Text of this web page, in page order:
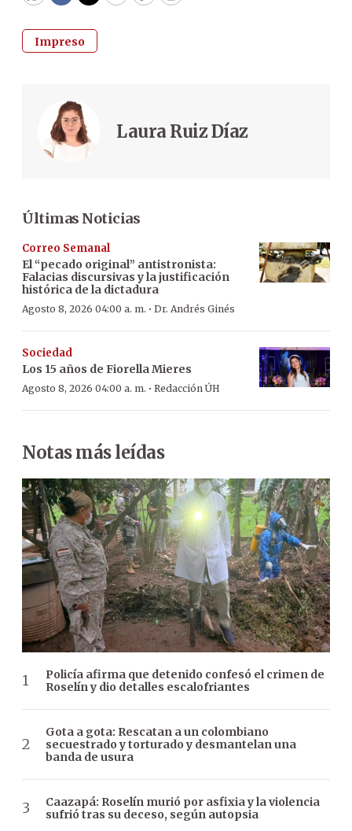
Impreso
Laura Ruiz Díaz
Últimas Noticias
Correo Semanal
El “pecado original” antistronista:
Falacias discursivas y la justificación
histórica de la dictadura
Agosto 8, 2026 04:00 a. m. · Dr. Andrés Ginés
Sociedad
Los 15 años de Fiorella Mieres
Agosto 8, 2026 04:00 a. m. · Redacción ÚH
Notas más leídas
Policía afirma que detenido confesó el crimen de
Roselín y dio detalles escalofriantes
Gota a gota: Rescatan a un colombiano
secuestrado y torturado y desmantelan una
banda de usura
Caazapá: Roselín murió por asfixia y la violencia
sufrió tras su deceso, según autopsia